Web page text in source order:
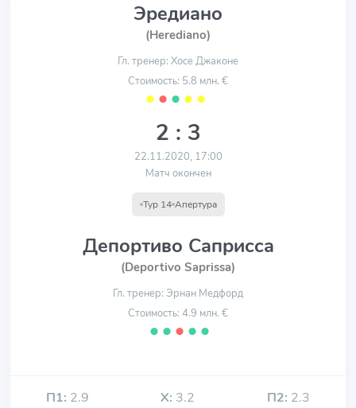
Эредиано
(Herediano)
Гл. тренер: Хосе Джаконе
Стоимость: 5.8 млн. €
⬤ ⬤ ⬤ ⬤ ⬤
2 : 3
22.11.2020, 17:00
Матч окончен
Тур 14 Апертура
Депортиво Саприсса
(Deportivo Saprissa)
Гл. тренер: Эрнан Медфорд
Стоимость: 4.9 млн. €
⬤ ⬤ ⬤ ⬤ ⬤
П1: 2.9 Х: 3.2 П2: 2.3